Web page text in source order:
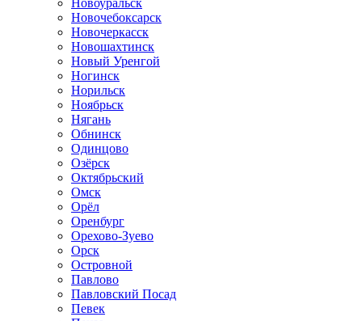
Новоуральск
Новочебоксарск
Новочеркасск
Новошахтинск
Новый Уренгой
Ногинск
Норильск
Ноябрьск
Нягань
Обнинск
Одинцово
Озёрск
Октябрьский
Омск
Орёл
Оренбург
Орехово-Зуево
Орск
Островной
Павлово
Павловский Посад
Певек